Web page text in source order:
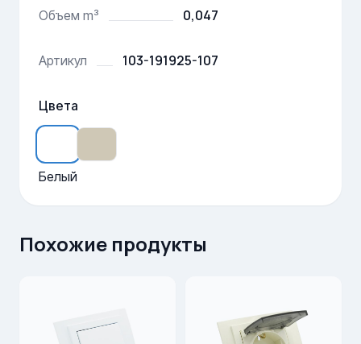
Объем m³ 0,047
Артикул 103-191925-107
Цвета
Белый
Похожие продукты